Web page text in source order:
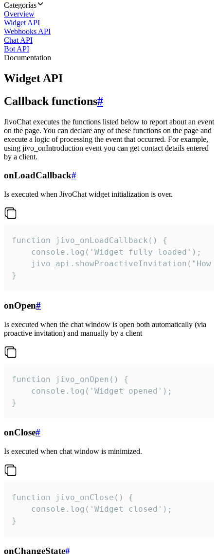
Categorías
Overview
Widget API
Webhooks API
Chat API
Bot API
Documentation
Widget API
Callback functions#
JivoChat executes the functions listed below to report about an event
on the page. You can declare any of these functions on the page and
execute a logic of processing the event that occurred. For example,
using jivo_onIntroduction event you can get contact details entered
by a client.
onLoadCallback#
Is executed when JivoChat widget initialization is over.
function jivo_onLoadCallback() {
    console.log('Widget fully loaded');
jivo_api.showProactiveInvitation("How
}
onOpen#
Is executed when the chat window is open both automatically (via
proactive invitation) and manually by a client
function jivo_onOpen() {
    console.log('Widget opened');
}
onClose#
Is executed when chat window is minimized.
function jivo_onClose() {
    console.log('Widget closed');
}
onChangeState#